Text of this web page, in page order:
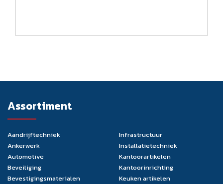
Assortiment
Aandrijftechniek
Ankerwerk
Automotive
Beveiliging
Bevestigingsmaterialen
Infrastructuur
Installatietechniek
Kantoorartikelen
Kantoorinrichting
Keuken artikelen